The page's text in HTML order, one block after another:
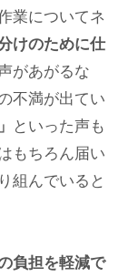
業についてネ
けのために仕
があがるな
不満が出てい
といった声も
もちろん届い
組んでいると
負担を軽減で